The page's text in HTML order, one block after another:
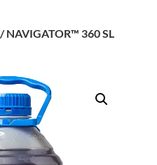
/ NAVIGATOR™ 360 SL